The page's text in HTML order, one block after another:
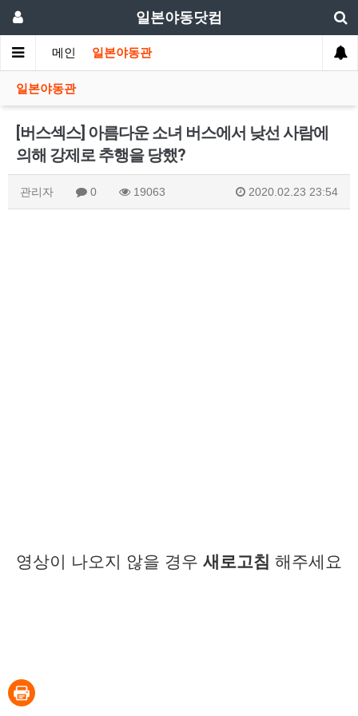
일본야동닷컴
메인 일본야동관
일본야동관
[버스섹스] 아름다운 소녀 버스에서 낮선 사람에
의해 강제로 추행을 당했?
관리자 0 19063 2020.02.23 23:54
영상이 나오지 않을 경우 새로고침 해주세요